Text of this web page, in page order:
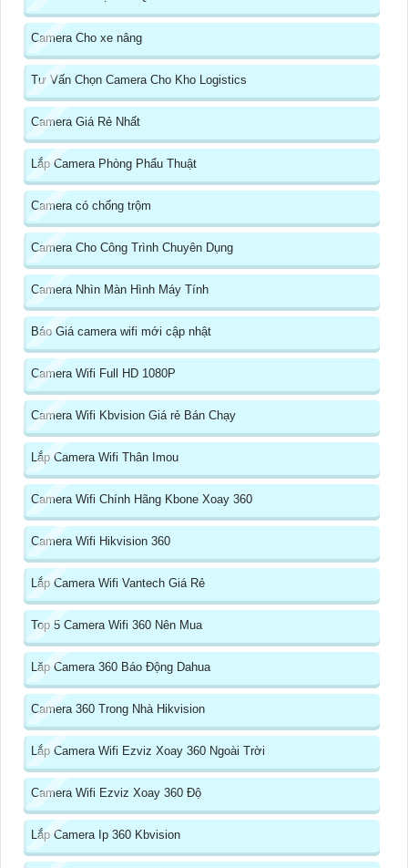
Camera Cho xe nâng
Tư Vấn Chọn Camera Cho Kho Logistics
Camera Giá Rẻ Nhất
Lắp Camera Phòng Phẩu Thuật
Camera có chống trộm
Camera Cho Công Trình Chuyên Dụng
Camera Nhìn Màn Hình Máy Tính
Báo Giá camera wifi mới cập nhật
Camera Wifi Full HD 1080P
Camera Wifi Kbvision Giá rẻ Bán Chạy
Lắp Camera Wifi Thân Imou
Camera Wifi Chính Hãng Kbone Xoay 360
Camera Wifi Hikvision 360
Lắp Camera Wifi Vantech Giá Rẻ
Top 5 Camera Wifi 360 Nên Mua
Lăp Camera 360 Báo Động Dahua
Camera 360 Trong Nhà Hikvision
Lắp Camera Wifi Ezviz Xoay 360 Ngoài Trời
Camera Wifi Ezviz Xoay 360 Độ
Lắp Camera Ip 360 Kbvision